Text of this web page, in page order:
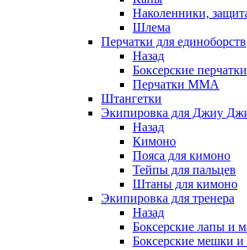
Наколенники,
Шлема
Перчатки для единоборств
Назад
Боксерские перчатки
Перчатки ММА
Штангетки
Экипировка для Джиу
Назад
Кимоно
Пояса для кимоно
Тейпы для пальцев
Штаны для кимоно
Экипировка для тренера
Назад
Боксерские лапы и
Боксерские мешки